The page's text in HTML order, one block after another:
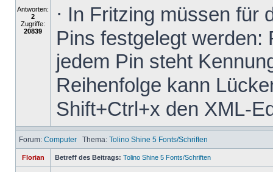
Antworten:
2
Zugriffe:
20839
⋅ In Fritzing müssen für
Pins festgelegt werden:
jedem Pin steht
Reihenfolge kann
Shift+Ctrl+x den XML-
Forum: Computer Thema: Tolino Shine 5 Fonts/Schriften
Florian Betreff des Beitrags: Tolino Shine 5 Fonts/Schriften